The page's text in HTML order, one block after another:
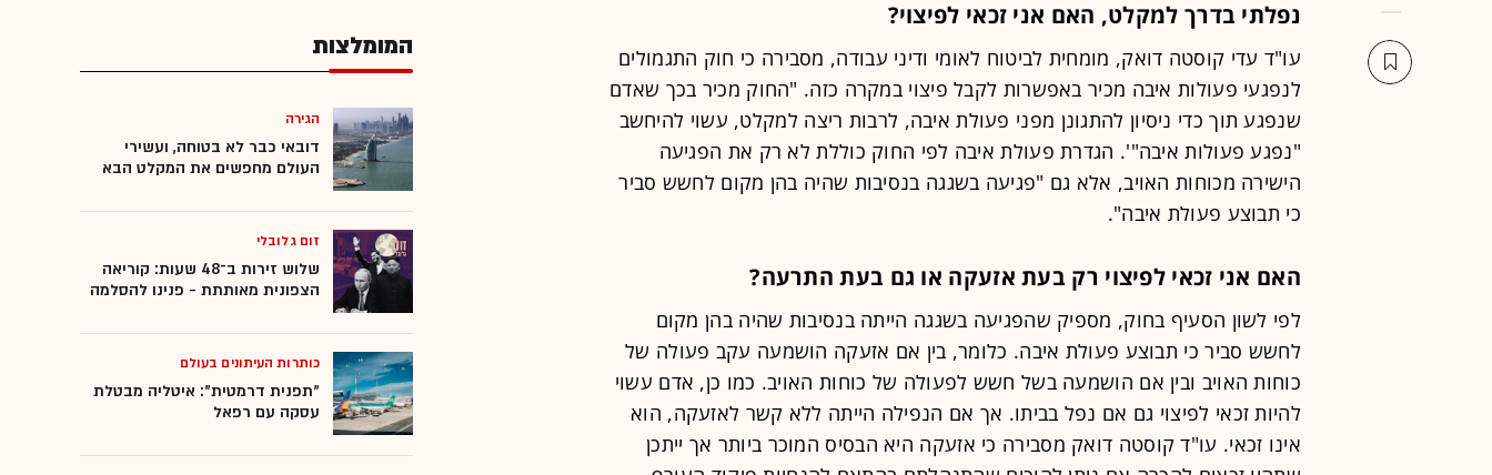
נפלתי בדרך למקלט, האם אני זכאי לפיצוי?
עו"ד עדי קוסטה דואק, מומחית לביטוח לאומי ודיני עבודה, מסבירה כי חוק התגמולים
לנפגעי פעולות איבה מכיר באפשרות לקבל פיצוי במקרה כזה. "החוק מכיר בכך שאדם
שנפגע תוך כדי ניסיון להתגונן מפני פעולת איבה, לרבות ריצה למקלט, עשוי להיחשב
"נפגע פעולות איבה"'. הגדרת פעולת איבה לפי החוק כוללת לא רק את הפגיעה
הישירה מכוחות האויב, אלא גם "פגיעה בשגגה בנסיבות שהיה בהן מקום לחשש סביר
כי תבוצע פעולת איבה".
האם אני זכאי לפיצוי רק בעת אזעקה או גם בעת התרעה?
לפי לשון הסעיף בחוק, מספיק שהפגיעה בשגגה הייתה בנסיבות שהיה בהן מקום
לחשש סביר כי תבוצע פעולת איבה. כלומר, בין אם אזעקה הושמעה עקב פעולה של
כוחות האויב ובין אם הושמעה בשל חשש לפעולה של כוחות האויב. כמו כן, אדם עשוי
להיות זכאי לפיצוי גם אם נפל בביתו. אך אם הנפילה הייתה ללא קשר לאזעקה, הוא
אינו זכאי. עו"ד קוסטה דואק מסבירה כי אזעקה היא הבסיס המוכר ביותר אך ייתכן
ישראל במלחמה
טילים
המומלצות
הגירה
דובאי כבר לא בטוחה, ועשירי
העולם מחפשים את המקלט הבא
זום גלובלי
שלוש זירות ב־48 שעות: קוריאה
הצפונית מאותתת - פנינו להסלמה
כותרות העיתונים בעולם
"תפנית דרמטית": איטליה מבטלת
עסקה עם רפאל